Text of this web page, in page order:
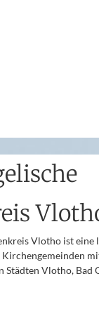
Vlotho ist eine
Kirchengemeinden
Städten Vlotho, Bad